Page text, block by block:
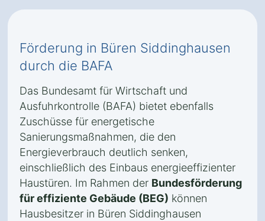
Förderung in Büren Siddinghausen
durch die BAFA
Das Bundesamt für Wirtschaft und
Ausfuhrkontrolle (BAFA) bietet ebenfalls
Zuschüsse für energetische
Sanierungsmaßnahmen, die den
Energieverbrauch deutlich senken,
einschließlich des Einbaus energieeffizienter
Haustüren. Im Rahmen der Bundesförderung
für effiziente Gebäude (BEG) können
Hausbesitzer in Büren Siddinghausen